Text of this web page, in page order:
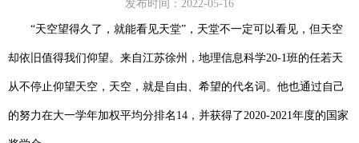
发布时间：2022-05-16
“天空望得久了，就能看见天堂”，天堂不一定可以看见，但天空
却依旧值得我们仰望。来自江苏徐州，地理信息科学20-1 班的任若天
从不停止仰望天空，天空，就是自由、希望的代名词。他也通过自己
的努力在大一学年加权平均分排名 14 ，并获得了 2020-2021 年度的国家